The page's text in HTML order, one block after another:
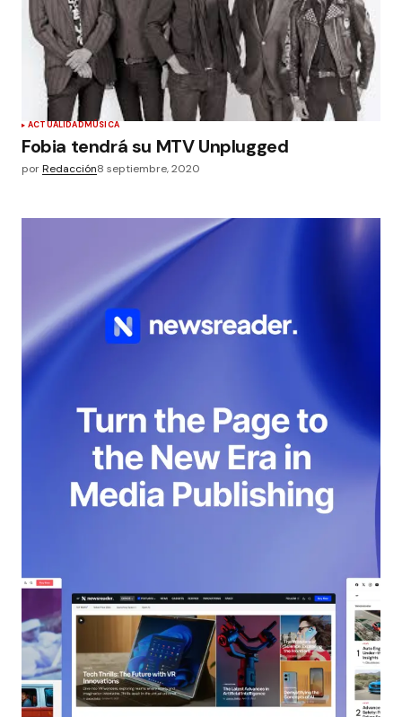
ACTUALIDAD MÚSICA
Fobia tendrá su MTV Unplugged
porRedacción8 septiembre, 2020